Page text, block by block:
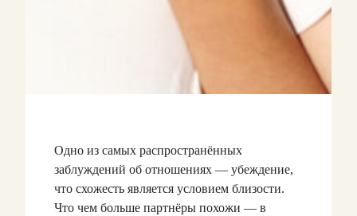
Одно из самых распространённых
заблуждений об отношениях — убеждение,
что схожесть является условием близости.
Что чем больше партнёры похожи — в